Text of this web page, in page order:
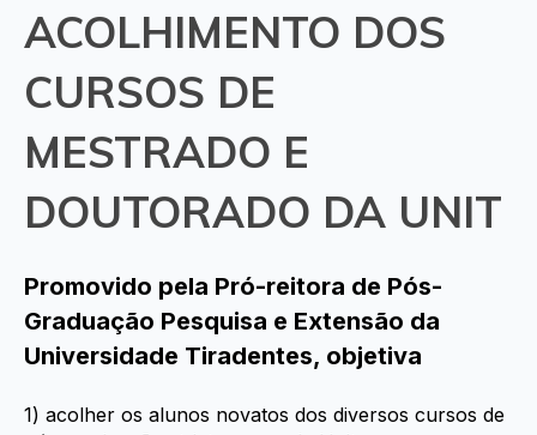
ACOLHIMENTO DOS
CURSOS DE
MESTRADO E
DOUTORADO DA UNIT
Promovido pela Pró-reitora de Pós-
Graduação Pesquisa e Extensão da
Universidade Tiradentes, objetiva
1) acolher os alunos novatos dos diversos cursos de